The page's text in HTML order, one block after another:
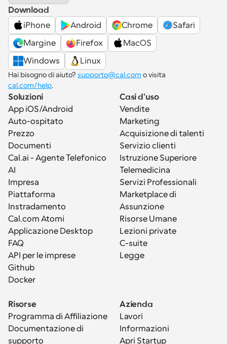
Download
iPhone
Android Chrome
Safari
Margine
Firefox
MacOS
Windows
Linux
Hai bisogno di aiuto? supporto@cal.com
cal.com/help.
Soluzioni
App iOS/Android
Auto-ospitato
Prezzo
Documenti
Cal.ai - Agente Telefonico
AI
Impresa
Piattaforma
Instradamento
Cal.com Atomi
Applicazione Desktop
FAQ
API per le imprese
Github
Docker
Casi d'uso
Vendite
Marketing
Acquisizione di talenti
Servizio clienti
Istruzione Superiore
Telemedicina
Servizi Professionali
Marketplace di
Assunzione
Risorse Umane
Lezioni private
C-suite
Legge
Risorse
Programma di Affiliazione
Documentazione di
supporto
Azienda
Lavori
Informazioni
Apri Startup